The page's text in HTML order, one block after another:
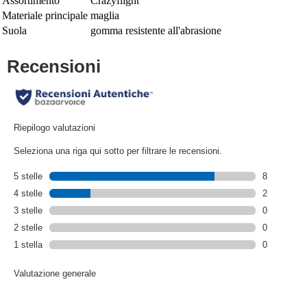
Materiale principale maglia
Suola
gomma resistente all'abrasione